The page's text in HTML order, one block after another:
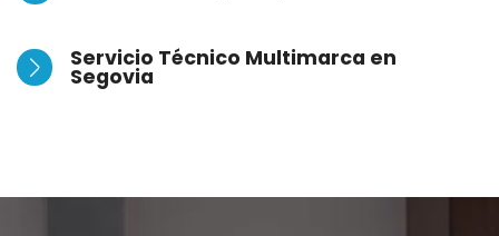
Servicio Técnico Multimarca en
Segovia